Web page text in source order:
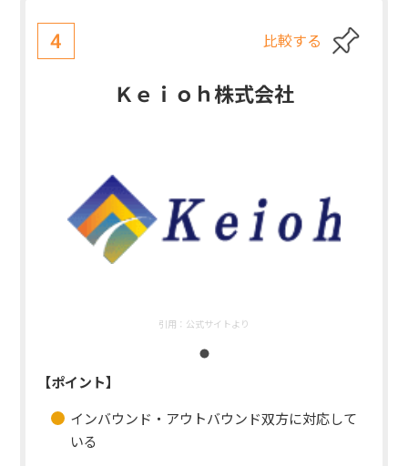
4 比較する
Ｋｅｉｏｈ株式会社
引用： 公式サイトより
【ポイント】
インバウンド・アウトバウンド双方に対応して
いる